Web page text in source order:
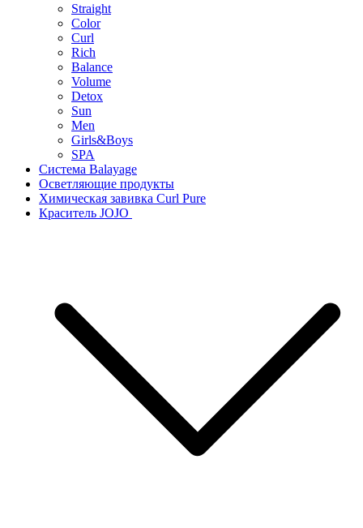
Straight
Color
Curl
Rich
Balance
Volume
Detox
Sun
Men
Girls&Boys
SPA
Система Balayage
Осветляющие продукты
Химическая завивка Curl Pure
Краситель JOJO